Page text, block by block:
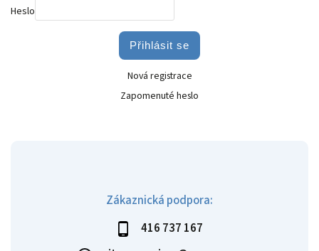
Zákaznická podpora:
416 737 167
Heslo
Přihlásit se
Nová registrace
Zapomenuté heslo